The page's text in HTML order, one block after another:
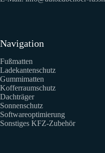
Navigation
Fußmatten
Ladekantenschutz
Gummimatten
Kofferraumschutz
Dachträger
Sonnenschutz
Softwareoptimierung
Sonstiges KFZ-Zubehör